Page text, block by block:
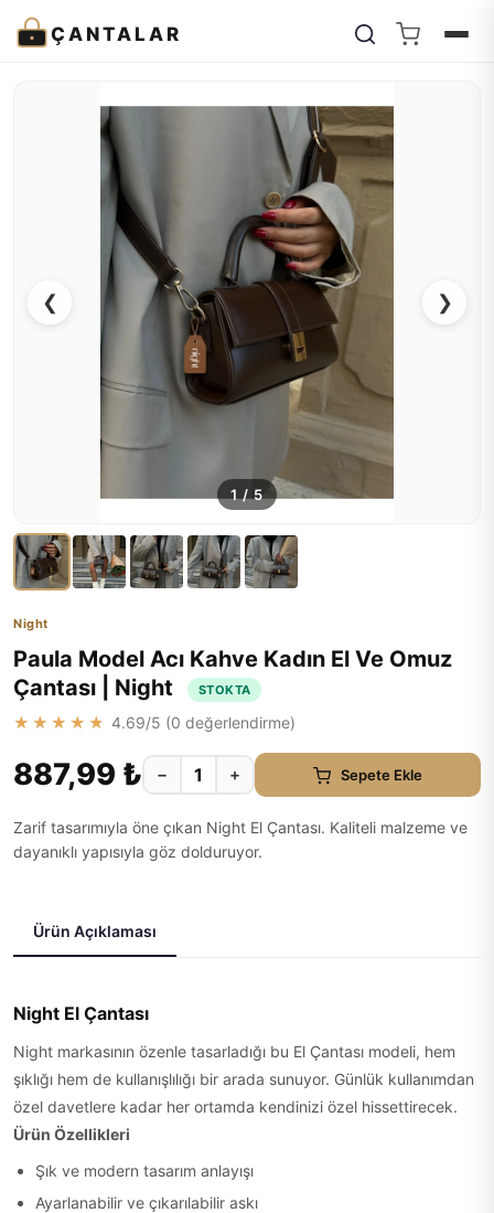
ÇANTALAR
❮ ❯
1 / 5
Night
Paula Model Acı Kahve Kadın El Ve Omuz
Çantası | Night
STOKTA
★★★★★ 4.69/5 (0 değerlendirme)
887,99 ₺ − + Sepete Ekle
Zarif tasarımıyla öne çıkan Night El Çantası. Kaliteli malzeme ve
dayanıklı yapısıyla göz dolduruyor.
Ürün Açıklaması
Night El Çantası
Night markasının özenle tasarladığı bu El Çantası modeli, hem
şıklığı hem de kullanışlılığı bir arada sunuyor. Günlük kullanımdan
özel davetlere kadar her ortamda kendinizi özel hissettirecek.
Ürün Özellikleri
Şık ve modern tasarım anlayışı
Ayarlanabilir ve çıkarılabilir askı